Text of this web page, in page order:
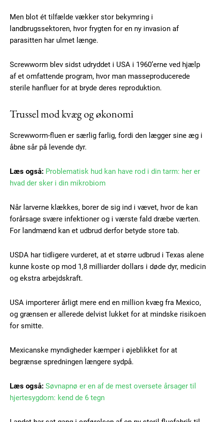
Subscription Plans
Free limited access
Men blot ét tilfælde vækker stor bekymring i
landbrugssektoren, hvor frygten for en ny invasion af
parasitten har ulmet længe.
Screwworm blev sidst udryddet i USA i 1960’erne ved hjælp
af et omfattende program, hvor man masseproducerede
sterile hanfluer for at bryde deres reproduktion.
Trussel mod kvæg og økonomi
Screwworm-fluen er særlig farlig, fordi den lægger sine æg i
åbne sår på levende dyr.
Læs også: Problematisk hud kan have rod i din tarm: her er
hvad der sker i din mikrobiom
Når larverne klækkes, borer de sig ind i vævet, hvor de kan
forårsage svære infektioner og i værste fald dræbe værten.
For landmænd kan et udbrud derfor betyde store tab.
USDA har tidligere vurderet, at et større udbrud i Texas alene
kunne koste op mod 1,8 milliarder dollars i døde dyr, medicin
og ekstra arbejdskraft.
USA importerer årligt mere end en million kvæg fra Mexico,
og grænsen er allerede delvist lukket for at mindske risikoen
for smitte.
Mexicanske myndigheder kæmper i øjeblikket for at
begrænse spredningen længere sydpå.
Læs også: Søvnapnø er en af de mest oversete årsager til
hjertesygdom: kend de 6 tegn